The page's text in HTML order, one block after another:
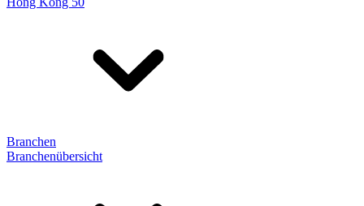
Branchen
Branchenübersicht